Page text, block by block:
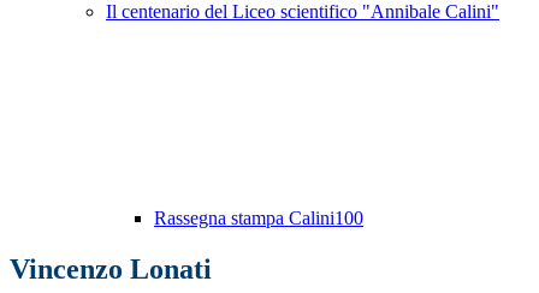
Il centenario del Liceo scientifico "Annibale Calini"
Rassegna stampa Calini100
Vincenzo Lonati